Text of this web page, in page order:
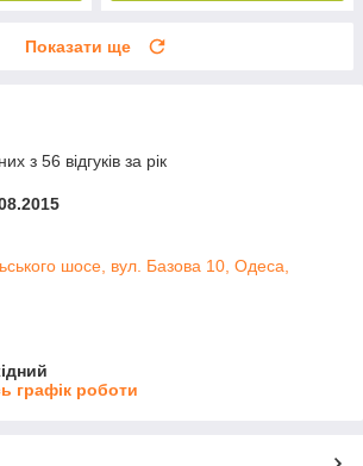
Показати ще
з 56 відгуків за рік
шосе, вул. Базова 10, Одеса,
графік роботи